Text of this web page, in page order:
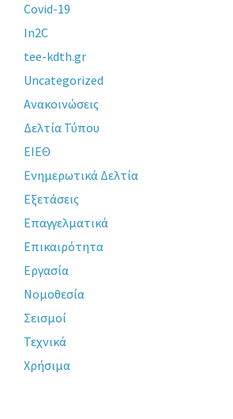
Covid-19
In2C
tee-kdth.gr
Uncategorized
Ανακοινώσεις
Δελτία Τύπου
ΕΙΕΘ
Ενημερωτικά Δελτία
Εξετάσεις
Επαγγελματικά
Επικαιρότητα
Εργασία
Νομοθεσία
Σεισμοί
Τεχνικά
Χρήσιμα